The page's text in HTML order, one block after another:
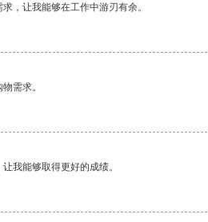
，让我能够在工作中游刃有余。
需求。
我能够取得更好的成绩。